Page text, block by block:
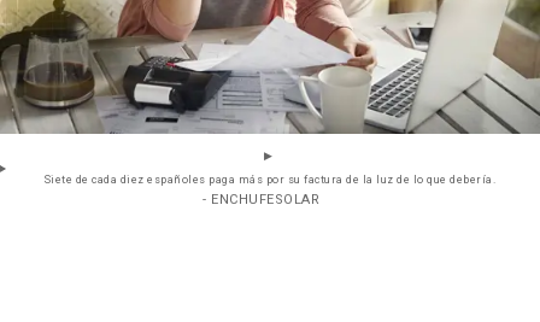
Siete de cada diez españoles paga más por su factura de la luz de lo que debería.
- ENCHUFESOLAR